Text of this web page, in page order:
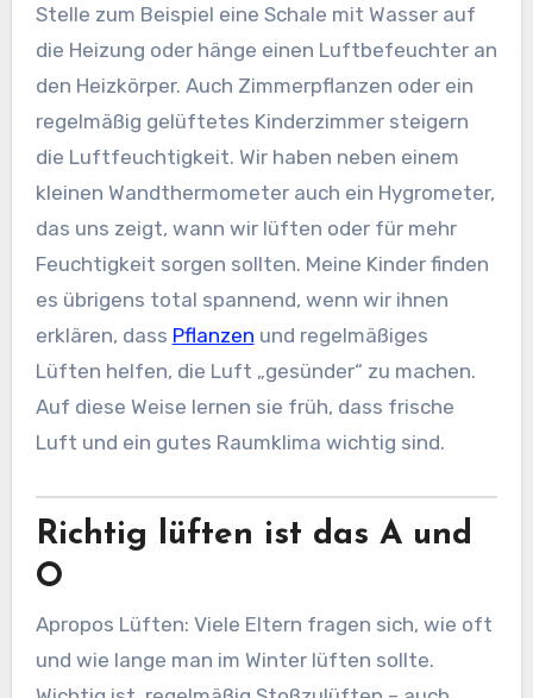
Stelle zum Beispiel eine Schale mit Wasser auf
die Heizung oder hänge einen Luftbefeuchter an
den Heizkörper. Auch Zimmerpflanzen oder ein
regelmäßig gelüftetes Kinderzimmer steigern
die Luftfeuchtigkeit. Wir haben neben einem
kleinen Wandthermometer auch ein Hygrometer,
das uns zeigt, wann wir lüften oder für mehr
Feuchtigkeit sorgen sollten. Meine Kinder finden
es übrigens total spannend, wenn wir ihnen
erklären, dass Pflanzen und regelmäßiges
Lüften helfen, die Luft „gesünder“ zu machen.
Auf diese Weise lernen sie früh, dass frische
Luft und ein gutes Raumklima wichtig sind.
Richtig lüften ist das A und
O
Apropos Lüften: Viele Eltern fragen sich, wie oft
und wie lange man im Winter lüften sollte.